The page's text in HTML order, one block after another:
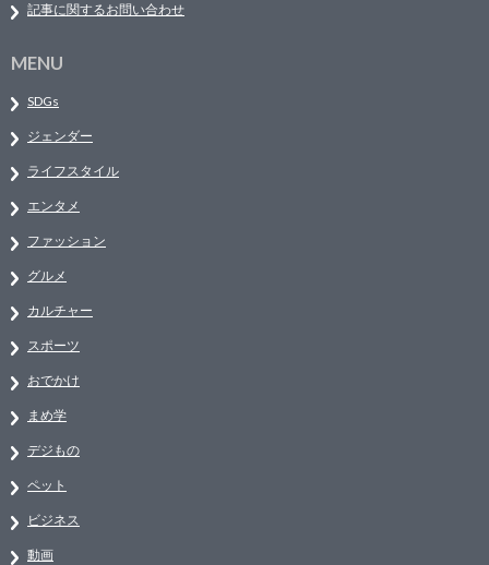
記事に関するお問い合わせ
MENU
SDGs
ジェンダー
ライフスタイル
エンタメ
ファッション
グルメ
カルチャー
スポーツ
おでかけ
まめ学
デジもの
ペット
ビジネス
動画